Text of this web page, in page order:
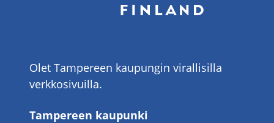
Olet Tampereen kaupungin virallisilla
verkkosivuilla.
Tampereen kaupunki